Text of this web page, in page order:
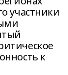
участники
к